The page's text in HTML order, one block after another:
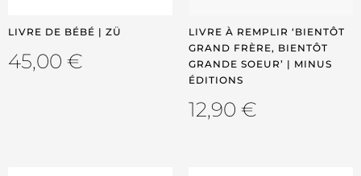
LIVRE DE BÉBÉ | ZÜ
45,00 €
LIVRE À REMPLIR ‘BIENTÔT
GRAND FRÈRE, BIENTÔT
GRANDE SOEUR’ | MINUS
ÉDITIONS
12,90 €